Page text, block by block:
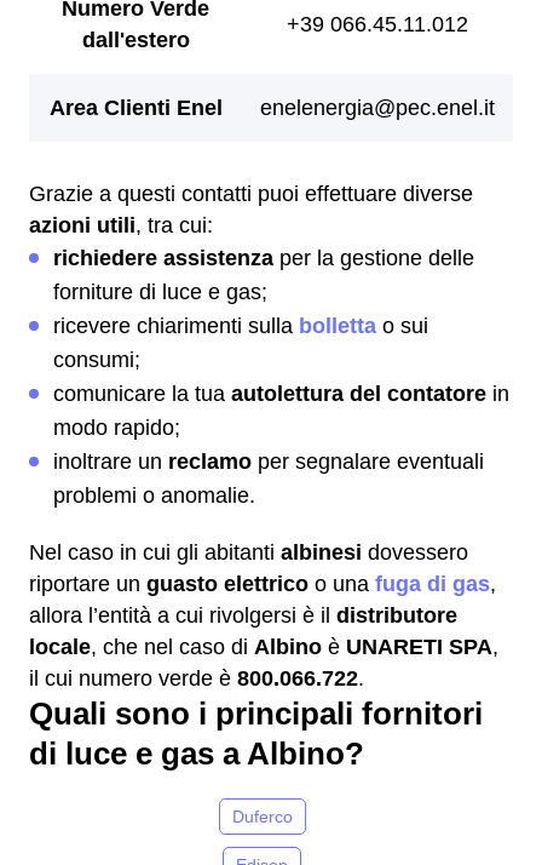
Grazie a questi contatti puoi effettuare diverse
azioni utili, tra cui:
richiedere assistenza per la gestione delle
forniture di luce e gas;
ricevere chiarimenti sulla bolletta o sui
consumi;
comunicare la tua autolettura del contatore in
modo rapido;
inoltrare un reclamo per segnalare eventuali
problemi o anomalie.
Nel caso in cui gli abitanti albinesi dovessero
riportare un guasto elettrico o una fuga di gas,
allora l’entità a cui rivolgersi è il distributore
locale, che nel caso di Albino è UNARETI SPA,
il cui numero verde è 800.066.722.
Quali sono i principali fornitori
di luce e gas a Albino?
Duferco